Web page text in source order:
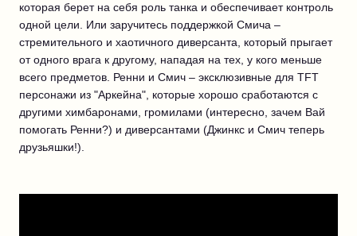
которая берет на себя роль танка и обеспечивает контроль
одной цели. Или заручитесь поддержкой Смича –
стремительного и хаотичного диверсанта, который прыгает
от одного врага к другому, нападая на тех, у кого меньше
всего предметов. Ренни и Смич – эксклюзивные для TFT
персонажи из "Аркейна", которые хорошо сработаются с
другими химбаронами, громилами (интересно, зачем Вай
помогать Ренни?) и диверсантами (Джинкс и Смич теперь
друзьяшки!).